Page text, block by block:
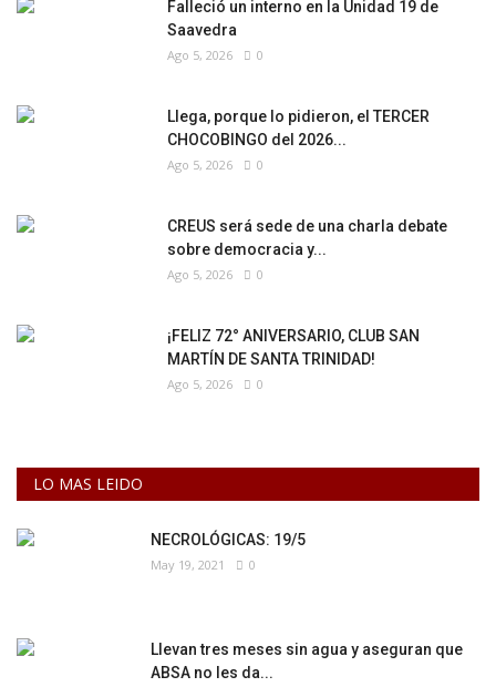
Falleció un interno en la Unidad 19 de
Saavedra
Ago 5, 2026 0
Llega, porque lo pidieron, el TERCER
CHOCOBINGO del 2026...
Ago 5, 2026 0
CREUS será sede de una charla debate
sobre democracia y...
Ago 5, 2026 0
¡FELIZ 72° ANIVERSARIO, CLUB SAN
MARTÍN DE SANTA TRINIDAD!
Ago 5, 2026 0
LO MAS LEIDO
NECROLÓGICAS: 19/5
May 19, 2021 0
Llevan tres meses sin agua y aseguran que
ABSA no les da...